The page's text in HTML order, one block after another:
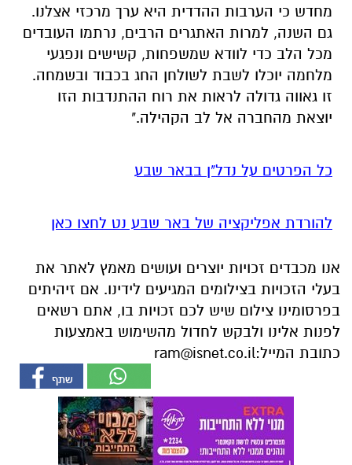
מחדש כי הערבות ההדדית היא ערך מרכזי אצלנו.
גם השנה, למרות האתגרים הרבים, נרתמו העובדים
מכל הלב כדי לוודא שמשפחות, קשישים ונפגעי
מלחמה יוכלו לשבת לשולחן החג בכבוד ובשמחה.
זו גאווה גדולה לראות את רוח ההתנדבות הזו
יוצאת מהחברה אל לב הקהילה."
כל הפרטים על נדל"ן בבאר שבע
להורדת אפליקציה של באר שבע נט לחצו כאן
אנו מכבדים זכויות יוצרים ועושים מאמץ לאתר את
בעלי הזכויות בצילומים המגיעים לידינו. אם זיהיתים
בפרסומינו צילום שיש לכם זכויות בו, אתם רשאים
לפנות אלינו ולבקש לחדול מהשימוש באמצעות
כתובת המייל:ram@isnet.co.il